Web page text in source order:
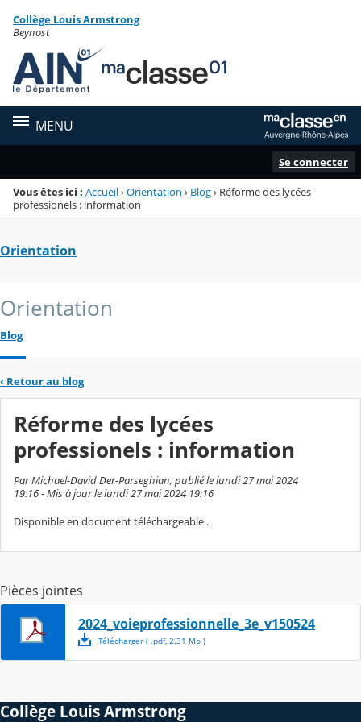
Menu de la rubrique
Contenu
Collège Louis Armstrong
Beynost
MENU
Se connecter
Vous êtes ici : Accueil›Orientation › Blog› Réforme des lycées
professionels : information
Orientation
Orientation
Blog
‹ Retour au blog
Réforme des lycées
professionels : information
Par Michael-David Der-Parseghian, publié le lundi 27 mai 2024
19:16 - Mis à jour le lundi 27 mai 2024 19:16
Disponible en document téléchargeable .
Pièces jointes
2024_voieprofessionnelle_3e_v150524
Télécharger( .pdf, 2.31 Mo)
Collège Louis Armstrong